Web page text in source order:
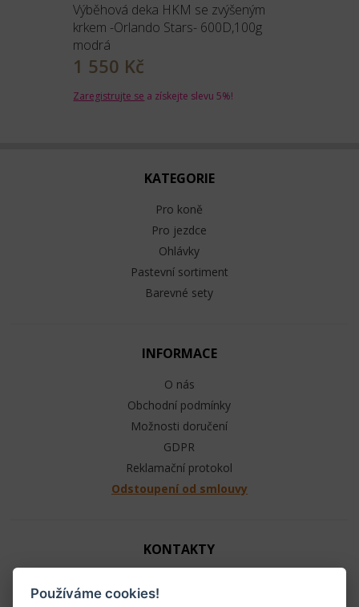
Výběhová deka HKM se zvýšeným
krkem -Orlando Stars- 600D,100g
modrá
1 550 Kč
Zaregistrujte se a získejte slevu 5%!
KATEGORIE
Pro koně
Pro jezdce
Ohlávky
Pastevní sortiment
Barevné sety
INFORMACE
O nás
Obchodní podmínky
Možnosti doručení
GDPR
Reklamační protokol
Odstoupení od smlouvy
KONTAKTY
+420 603 104 880
Používáme cookies!